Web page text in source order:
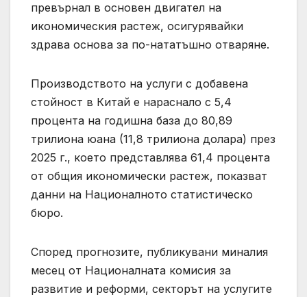
превърнал в основен двигател на
икономическия растеж, осигурявайки
здрава основа за по-нататъшно отваряне.
Производството на услуги с добавена
стойност в Китай е нараснало с 5,4
процента на годишна база до 80,89
трилиона юана (11,8 трилиона долара) през
2025 г., което представлява 61,4 процента
от общия икономически растеж, показват
данни на Националното статистическо
бюро.
Според прогнозите, публикувани миналия
месец от Националната комисия за
развитие и реформи, секторът на услугите